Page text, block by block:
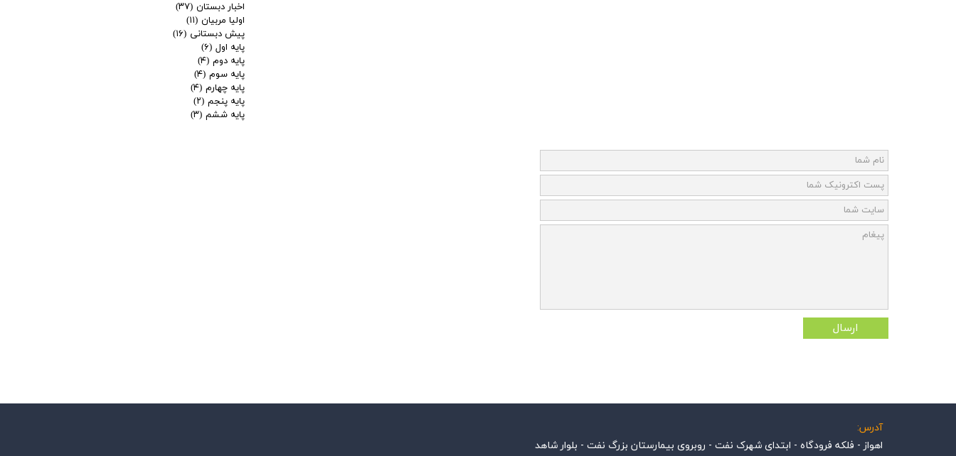
ارسال
اخبار دبستان (۳۷)
اولیا مربیان (۱۱)
پیش دبستانی (۱۶)
پایه اول (۶)
پایه دوم (۴)
پایه سوم (۴)
پایه چهارم (۴)
پایه پنجم (۲)
پایه ششم (۳)
آدرس:
اهواز - فلکه فرودگاه - ابتدای شهرک نفت - روبروی بیمارستان بزرگ نفت - بلوار شاهد